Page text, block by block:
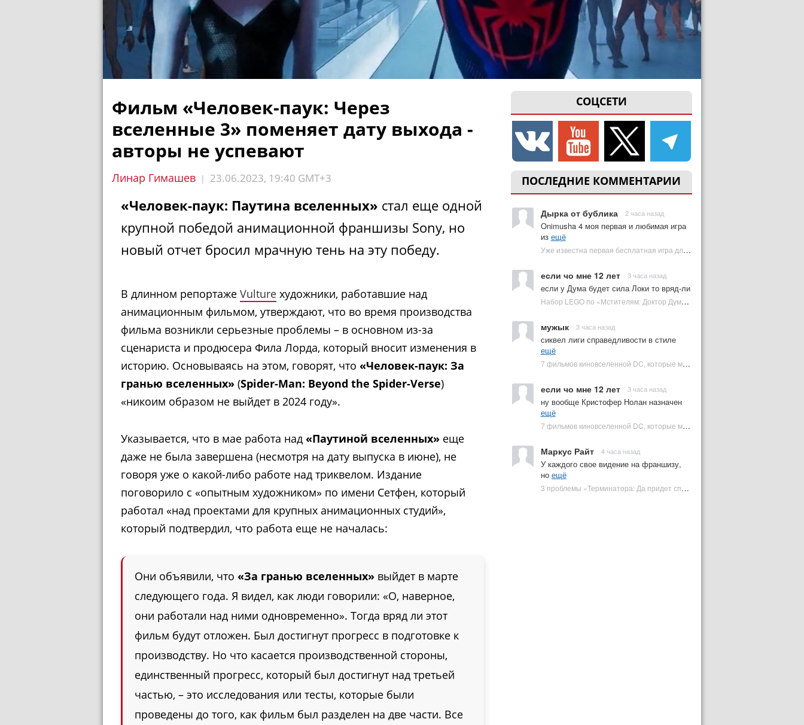
СОЦСЕТИ
ПОСЛЕДНИЕ КОММЕНТАРИИ
Дырка от бублика 2 часа назад
Onimusha 4 моя первая и любимая игра
из ещё
Уже известна первая бесплатная игра для PS Plus Premium за август 2026 | Plugged In Ru
если чо мне 12 лет 3 часа назад
если у Дума будет сила Локи то вряд-ли
Набор LEGO по «Мстителям: Доктор Дум» раскрыл костюм Часового | Plugged In Ru
мужык 3 часа назад
сиквел лиги справедливости в стиле
ещё
7 фильмов киновселенной DC, которые может снять Зак Снайдер | Plugged In Ru
если чо мне 12 лет 3 часа назад
ну вообще Кристофер Нолан назначен
ещё
7 фильмов киновселенной DC, которые может снять Зак Снайдер | Plugged In Ru
Маркус Райт 4 часа назад
У каждого свое видение на франшизу,
но ещё
3 проблемы «Терминатора: Да придет спаситель», которые испортили фильм | Plugged In Ru
Фильм «Человек-паук: Через
вселенные 3» поменяет дату выхода -
авторы не успевают
Линар Гимашев | 23.06.2023, 19:40 GMT+3
«Человек-паук: Паутина вселенных» стал еще одной
крупной победой анимационной франшизы Sony, но
новый отчет бросил мрачную тень на эту победу.
В длинном репортаже Vulture художники, работавшие над
анимационным фильмом, утверждают, что во время производства
фильма возникли серьезные проблемы – в основном из-за
сценариста и продюсера Фила Лорда, который вносит изменения в
историю. Основываясь на этом, говорят, что «Человек-паук: За
гранью вселенных» (Spider-Man: Beyond the Spider-Verse)
«никоим образом не выйдет в 2024 году».
Указывается, что в мае работа над «Паутиной вселенных» еще
даже не была завершена (несмотря на дату выпуска в июне), не
говоря уже о какой-либо работе над триквелом. Издание
поговорило с «опытным художником» по имени Сетфен, который
работал «над проектами для крупных анимационных студий»,
который подтвердил, что работа еще не началась:
Они объявили, что «За гранью вселенных» выйдет в марте
следующего года. Я видел, как люди говорили: «О, наверное,
они работали над ними одновременно». Тогда вряд ли этот
фильм будут отложен. Был достигнут прогресс в подготовке к
производству. Но что касается производственной стороны,
единственный прогресс, который был достигнут над третьей
частью, – это исследования или тесты, которые были
проведены до того, как фильм был разделен на две части. Все